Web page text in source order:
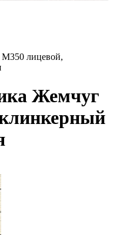
лицевой,
Жемчуг